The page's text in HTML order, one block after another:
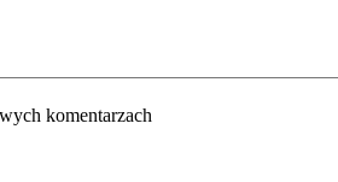
komentarzach